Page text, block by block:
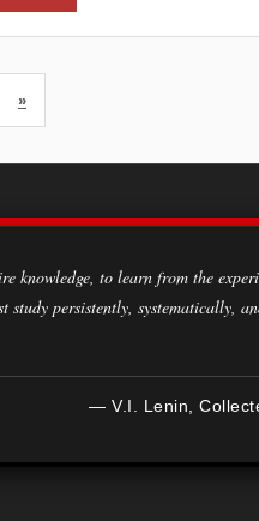
»
study persistently, systematically,
— V.I. Lenin,